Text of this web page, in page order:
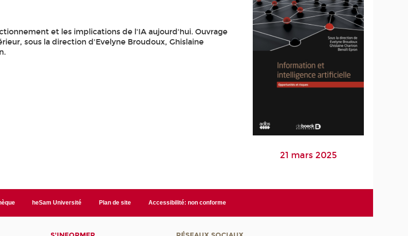
et les implications de l'IA aujourd'hui. Ouvrage
sous la direction d'Evelyne Broudoux, Ghislaine
21 mars 2025
heSam Université Plan de site Accessibilité: non conforme